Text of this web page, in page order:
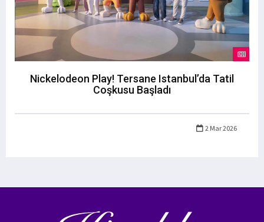
Nickelodeon Play! Tersane Istanbul’da Tatil
Coşkusu Başladı
2 Mar 2026